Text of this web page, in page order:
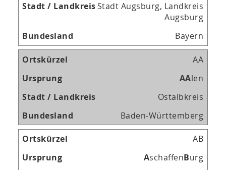
Stadt Augsburg, Landkreis
Augsburg
Bayern
AA
AAlen
Ostalbkreis
Baden-Württemberg
AB
AschaffenBurg